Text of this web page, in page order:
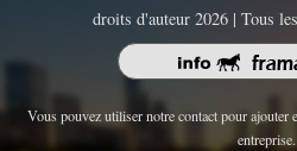
droits d'auteur 2026 | Tous
Vous pouvez utiliser notre contact pour
entreprise.